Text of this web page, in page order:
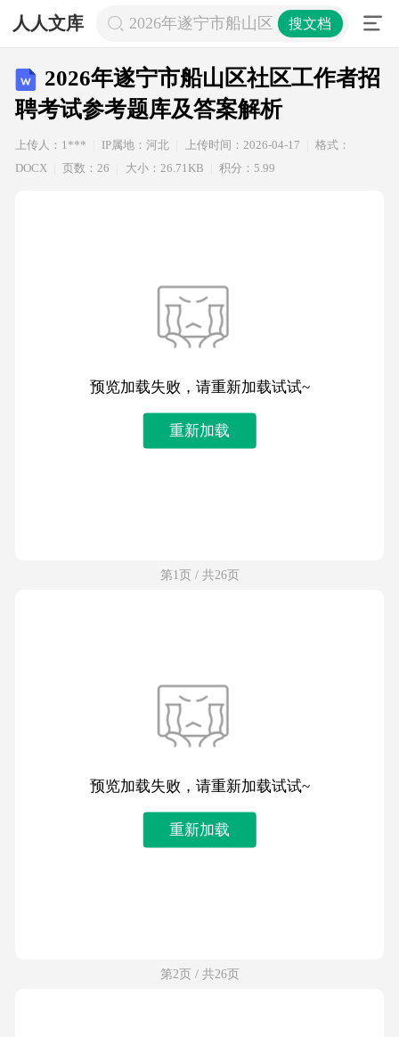
人人文库 2026年遂宁市船山区社区工作者招聘
搜文档
2026年遂宁市船山区社区工作者招
聘考试参考题库及答案解析
上传人：1*** IP属地：河北 上传时间：2026-04-17
格式：
DOCX
页数：26 大小：26.71KB 积分：5.99
预览加载失败，请重新加载试试~
重新加载
第1页 / 共26页
预览加载失败，请重新加载试试~
重新加载
第2页 / 共26页